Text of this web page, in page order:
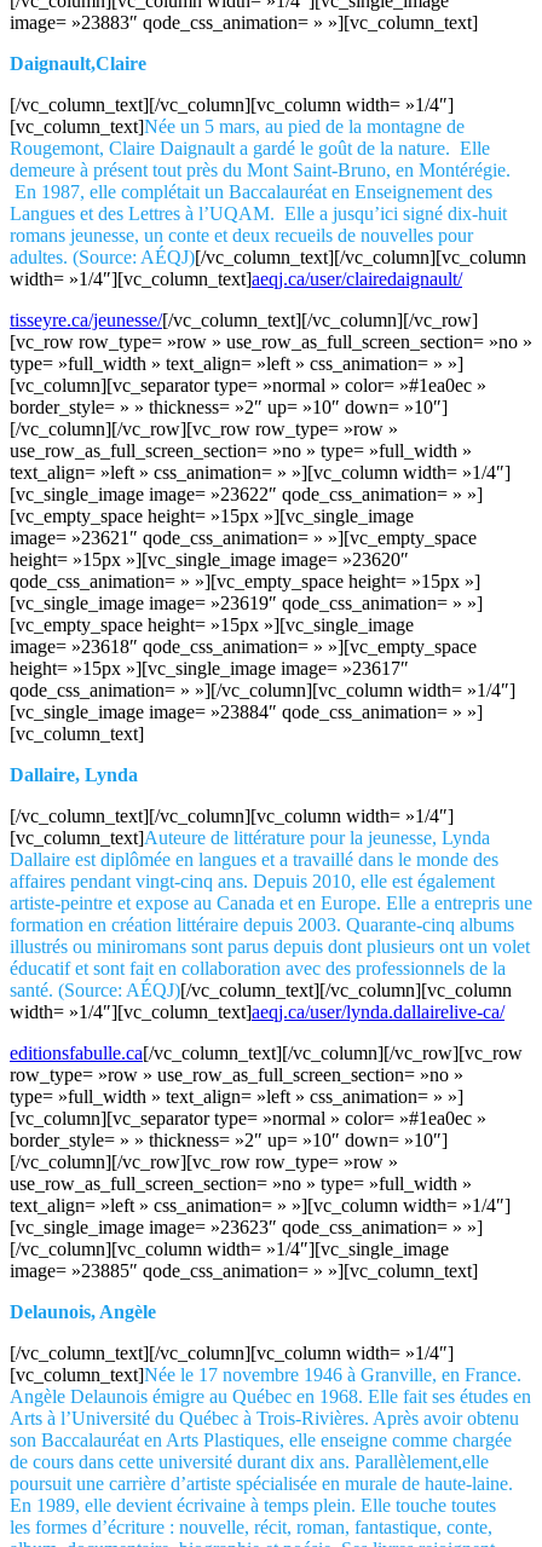
image= »23883″ qode_css_animation= » »][vc_column_text]
Daignault,Claire
[/vc_column_text][/vc_column][vc_column width= »1/4″]
[vc_column_text]Née un 5 mars, au pied de la montagne de
Rougemont, Claire Daignault a gardé le goût de la nature. Elle
demeure à présent tout près du Mont Saint-Bruno, en Montérégie.
En 1987, elle complétait un Baccalauréat en Enseignement des
Langues et des Lettres à l’UQAM. Elle a jusqu’ici signé dix-huit
romans jeunesse, un conte et deux recueils de nouvelles pour
adultes. (Source: AÉQJ)[/vc_column_text][/vc_column][vc_column
width= »1/4″][vc_column_text]aeqj.ca/user/clairedaignault/
tisseyre.ca/jeunesse/[/vc_column_text][/vc_column][/vc_row]
[vc_row row_type= »row » use_row_as_full_screen_section= »no »
type= »full_width » text_align= »left » css_animation= » »]
[vc_column][vc_separator type= »normal » color= »#1ea0ec »
border_style= » » thickness= »2″ up= »10″ down= »10″]
[/vc_column][/vc_row][vc_row row_type= »row »
use_row_as_full_screen_section= »no » type= »full_width »
text_align= »left » css_animation= » »][vc_column width= »1/4″]
[vc_single_image image= »23622″ qode_css_animation= » »]
[vc_empty_space height= »15px »][vc_single_image
image= »23621″ qode_css_animation= » »][vc_empty_space
height= »15px »][vc_single_image image= »23620″
qode_css_animation= » »][vc_empty_space height= »15px »]
[vc_single_image image= »23619″ qode_css_animation= » »]
[vc_empty_space height= »15px »][vc_single_image
image= »23618″ qode_css_animation= » »][vc_empty_space
height= »15px »][vc_single_image image= »23617″
qode_css_animation= » »][/vc_column][vc_column width= »1/4″]
[vc_single_image image= »23884″ qode_css_animation= » »]
[vc_column_text]
Dallaire, Lynda
[/vc_column_text][/vc_column][vc_column width= »1/4″]
[vc_column_text]Auteure de littérature pour la jeunesse, Lynda
Dallaire est diplômée en langues et a travaillé dans le monde des
affaires pendant vingt-cinq ans. Depuis 2010, elle est également
artiste-peintre et expose au Canada et en Europe. Elle a entrepris une
formation en création littéraire depuis 2003. Quarante-cinq albums
illustrés ou miniromans sont parus depuis dont plusieurs ont un volet
éducatif et sont fait en collaboration avec des professionnels de la
santé. (Source: AÉQJ)[/vc_column_text][/vc_column][vc_column
width= »1/4″][vc_column_text]aeqj.ca/user/lynda.dallairelive-ca/
editionsfabulle.ca[/vc_column_text][/vc_column][/vc_row][vc_row
row_type= »row » use_row_as_full_screen_section= »no »
type= »full_width » text_align= »left » css_animation= » »]
[vc_column][vc_separator type= »normal » color= »#1ea0ec »
border_style= » » thickness= »2″ up= »10″ down= »10″]
[/vc_column][/vc_row][vc_row row_type= »row »
use_row_as_full_screen_section= »no » type= »full_width »
text_align= »left » css_animation= » »][vc_column width= »1/4″]
[vc_single_image image= »23623″ qode_css_animation= » »]
[/vc_column][vc_column width= »1/4″][vc_single_image
image= »23885″ qode_css_animation= » »][vc_column_text]
Delaunois, Angèle
[/vc_column_text][/vc_column][vc_column width= »1/4″]
[vc_column_text]Née le 17 novembre 1946 à Granville, en France.
Angèle Delaunois émigre au Québec en 1968. Elle fait ses études en
Arts à l’Université du Québec à Trois-Rivières. Après avoir obtenu
son Baccalauréat en Arts Plastiques, elle enseigne comme chargée
de cours dans cette université durant dix ans. Parallèlement,elle
poursuit une carrière d’artiste spécialisée en murale de haute-laine.
En 1989, elle devient écrivaine à temps plein. Elle touche toutes
les formes d’écriture : nouvelle, récit, roman, fantastique, conte,